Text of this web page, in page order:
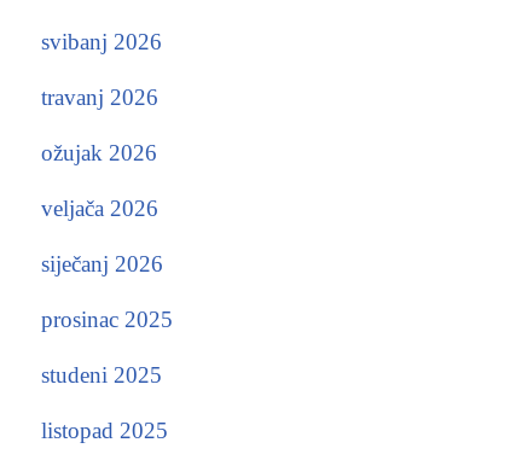
svibanj 2026
travanj 2026
ožujak 2026
veljača 2026
siječanj 2026
prosinac 2025
studeni 2025
listopad 2025